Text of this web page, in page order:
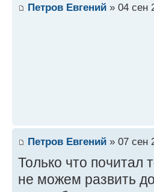
Петров Евгений » 04 сен
Петров Евгений » 07 сен
Только что почитал
не можем развить